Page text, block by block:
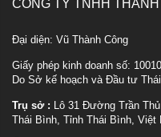
CÔNG TY TNHH
Đại diện: Vũ Thành Công
Giấy phép kinh doanh số:
Do Sở kế hoạch và Đầu tư
Trụ sở : Lô 31 Đường Trần
Thái Bình, Tỉnh Thái Bình, Việt